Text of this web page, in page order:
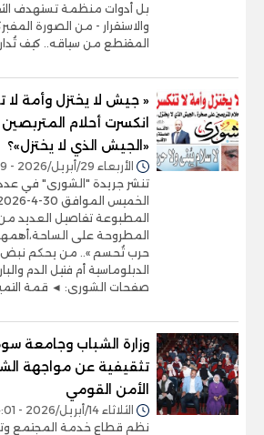
بل أدوات منظمة تستهدف
والاستقرار - من الصورة
المقتطع من سياقه.. كيف تُدار
« جيش لا يختزل وأمة لا
انكسرت أحلام
«الجيش الذي لا يختزل»؟
الأربعاء 29/أبريل/2026 - 03:39 م
تنشر جريدة "الشورى" في
المطبوعة تفاصيل العديد من
المطروحة على الساحة،أهمها
حرب تُحسم ».. من يحكم نبض
الدبلوماسية أم فتيل الدم
صفحات الشورى: ◄ قمة
وزارة الشباب وجامعة
تثقيفية عن مواجهة
الأمن القومي
الثلاثاء 14/أبريل/2026 - 04:01 م
نظم قطاع خدمة المجتمع